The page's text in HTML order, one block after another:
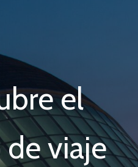
el
viaje